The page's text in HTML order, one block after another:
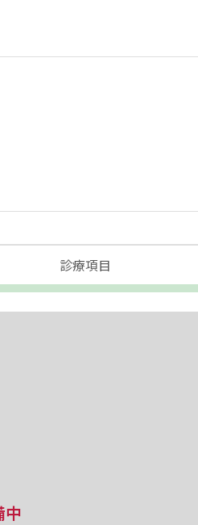
診療項目
中